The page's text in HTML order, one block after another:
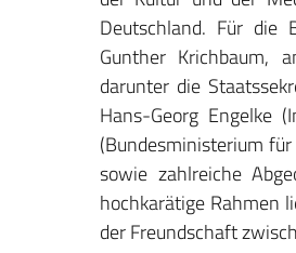
Deutschland. Für die
Gunther Krichbaum,
darunter die
Hans-Georg Engelke
(Bundesministerium
sowie zahlreiche
hochkarätige Rahmen
der Freundschaft